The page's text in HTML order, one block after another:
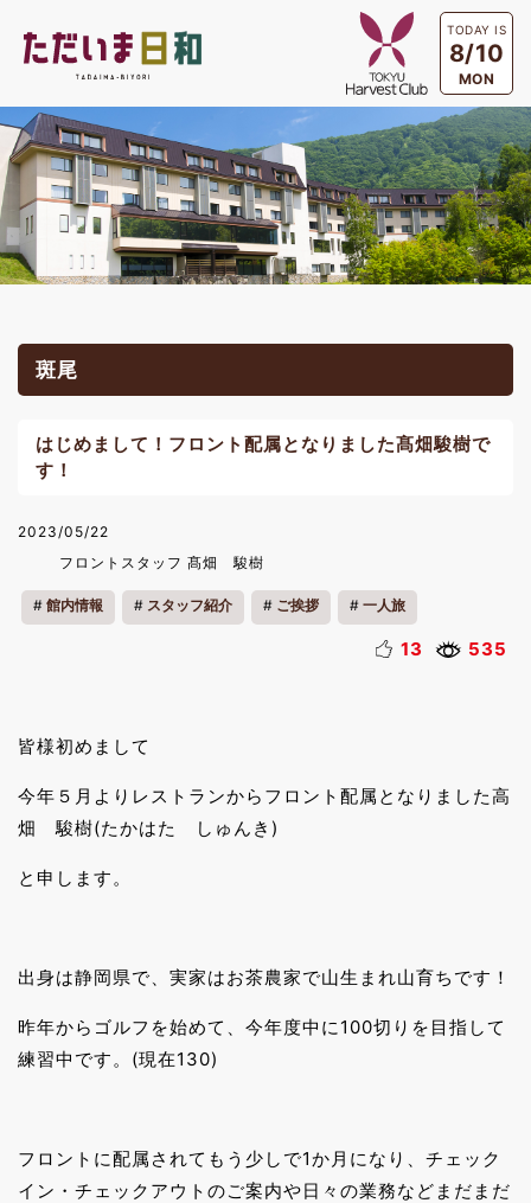
TODAY IS
8/10
MON
斑尾
はじめまして！フロント配属となりました髙畑駿樹で
す！
2023/05/22
フロントスタッフ 髙畑 駿樹
館内情報 スタッフ紹介 ご挨拶 一人旅
13 535
皆様初めまして
今年５月よりレストランからフロント配属となりました高
畑 駿樹(たかはた しゅんき)
と申します。
出身は静岡県で、実家はお茶農家で山生まれ山育ちです！
昨年からゴルフを始めて、今年度中に100切りを目指して
練習中です。(現在130)
フロントに配属されてもう少しで1か月になり、チェック
イン・チェックアウトのご案内や日々の業務などまだまだ